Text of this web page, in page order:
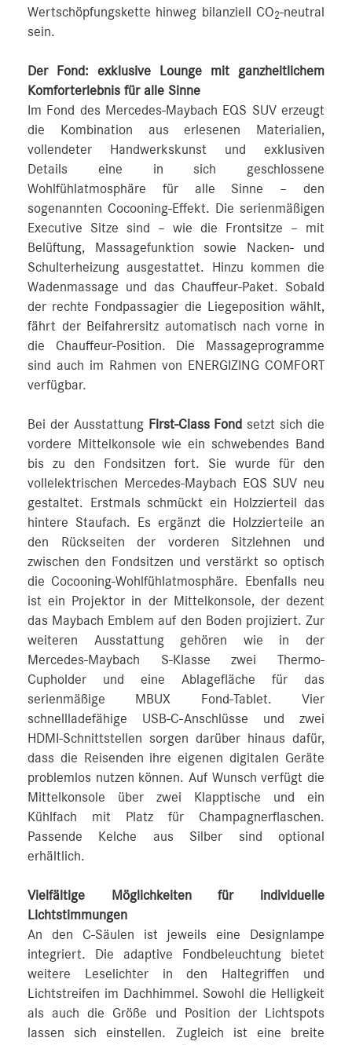
Wertschöpfungskette hinweg bilanziell CO2‑neutral
sein.
Der Fond: exklusive Lounge mit ganzheitlichem
Komforterlebnis für alle Sinne
Im Fond des Mercedes-Maybach EQS SUV erzeugt
die Kombination aus erlesenen Materialien,
vollendeter Handwerkskunst und exklusiven
Details eine in sich geschlossene
Wohlfühlatmosphäre für alle Sinne – den
sogenannten Cocooning-Effekt. Die serienmäßigen
Executive Sitze sind – wie die Frontsitze – mit
Belüftung, Massagefunktion sowie Nacken- und
Schulterheizung ausgestattet. Hinzu kommen die
Wadenmassage und das Chauffeur-Paket. Sobald
der rechte Fondpassagier die Liegeposition wählt,
fährt der Beifahrersitz automatisch nach vorne in
die Chauffeur-Position. Die Massageprogramme
sind auch im Rahmen von ENERGIZING COMFORT
verfügbar.
Bei der Ausstattung First-Class Fond setzt sich die
vordere Mittelkonsole wie ein schwebendes Band
bis zu den Fondsitzen fort. Sie wurde für den
vollelektrischen Mercedes-Maybach EQS SUV neu
gestaltet. Erstmals schmückt ein Holzzierteil das
hintere Staufach. Es ergänzt die Holzzierteile an
den Rückseiten der vorderen Sitzlehnen und
zwischen den Fondsitzen und verstärkt so optisch
die Cocooning-Wohlfühlatmosphäre. Ebenfalls neu
ist ein Projektor in der Mittelkonsole, der dezent
das Maybach Emblem auf den Boden projiziert. Zur
weiteren Ausstattung gehören wie in der
Mercedes-Maybach S-Klasse zwei Thermo-
Cupholder und eine Ablagefläche für das
serienmäßige MBUX Fond-Tablet. Vier
schnellladefähige USB-C-Anschlüsse und zwei
HDMI-Schnittstellen sorgen darüber hinaus dafür,
dass die Reisenden ihre eigenen digitalen Geräte
problemlos nutzen können. Auf Wunsch verfügt die
Mittelkonsole über zwei Klapptische und ein
Kühlfach mit Platz für Champagnerflaschen.
Passende Kelche aus Silber sind optional
erhältlich.
Vielfältige Möglichkeiten für individuelle
Lichtstimmungen
An den C-Säulen ist jeweils eine Designlampe
integriert. Die adaptive Fondbeleuchtung bietet
weitere Leselichter in den Haltegriffen und
Lichtstreifen im Dachhimmel. Sowohl die Helligkeit
als auch die Größe und Position der Lichtspots
lassen sich einstellen. Zugleich ist eine breite